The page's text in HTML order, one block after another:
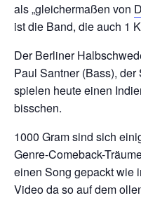
als „gleichermaßen von
ist die Band, die auch 1
Der Berliner
Paul Santner (Bass),
spielen heute einen
bisschen.
1000 Gram sind sich
Genre-Comeback-
einen Song gepackt wie
Video da so auf dem